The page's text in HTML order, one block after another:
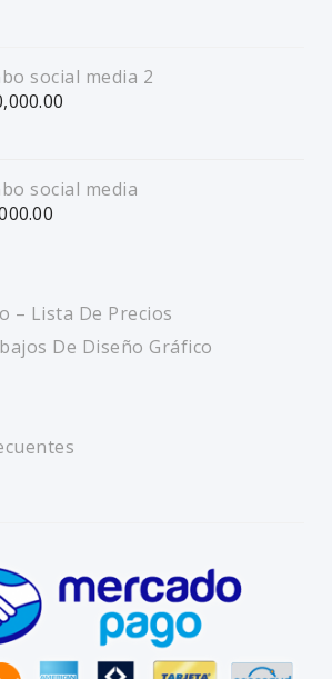
social media 2
social media
– Lista De Precios
De Diseño Gráfico